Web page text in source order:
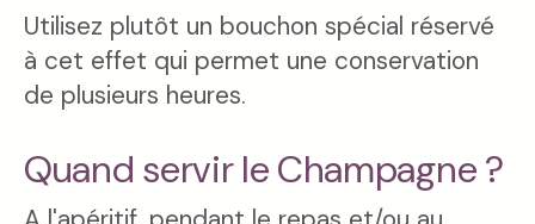
Utilisez plutôt un bouchon spécial réservé
à cet effet qui permet une conservation
de plusieurs heures.
Quand servir le Champagne ?